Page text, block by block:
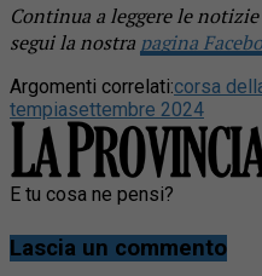
Continua a leggere le
segui la nostra pagina
Argomenti correlati:corsa
tempiasettembre 2024
E tu cosa ne pensi?
Lascia un commento